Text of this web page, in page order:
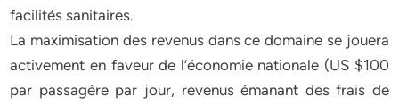
facilités sanitaires.
La maximisation des revenus dans ce domaine se jouera
activement en faveur de l’économie nationale (US $100
par passagère par jour, revenus émanant des frais de